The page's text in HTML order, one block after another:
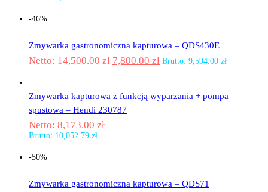
-46%
Zmywarka gastronomiczna kapturowa – QDS430E
Netto: 14,500.00zł 7,800.00 zł Brutto: 9,594.00 zł
Zmywarka kapturowa z funkcją wyparzania + pompa
spustowa – Hendi 230787
Netto: 8,173.00 zł
Brutto: 10,052.79 zł
-50%
Zmywarka gastronomiczna kapturowa – QDS71